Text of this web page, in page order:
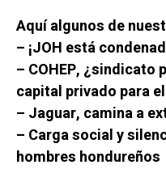
Aquí algunos de
– ¡JOH está
– COHEP,
capital privado para
– Jaguar, camina a
– Carga social y
hombres hondureños